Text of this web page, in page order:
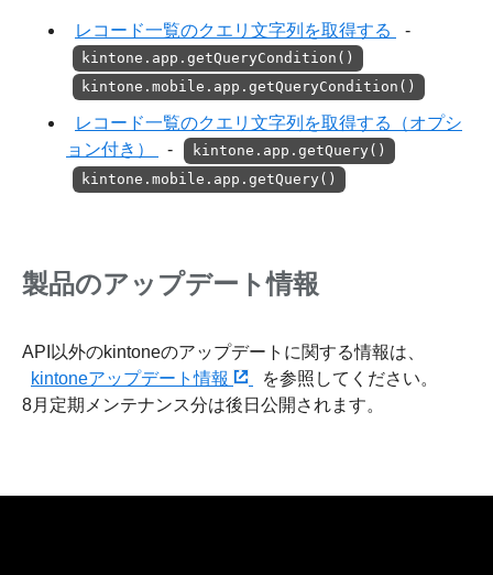
レコード一覧のクエリ文字列を取得する -
kintone.app.getQueryCondition()
kintone.mobile.app.getQueryCondition()
レコード一覧のクエリ文字列を取得する（オプシ
ョン付き）
-
kintone.app.getQuery()
kintone.mobile.app.getQuery()
製品のアップデート情報
API以外のkintoneのアップデートに関する情報は、
kintoneアップデート情報
を参照してください。
8月定期メンテナンス分は後日公開されます。